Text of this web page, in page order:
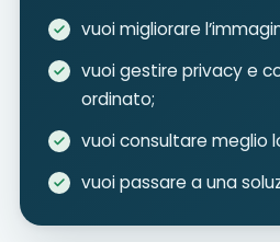
vuoi migliorare
vuoi gestire privacy e
ordinato;
vuoi consultare meglio
vuoi passare a una